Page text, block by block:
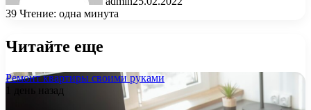
39 Чтение: одна минута
Читайте еще
Ремонт квартиры своими руками
1 день назад